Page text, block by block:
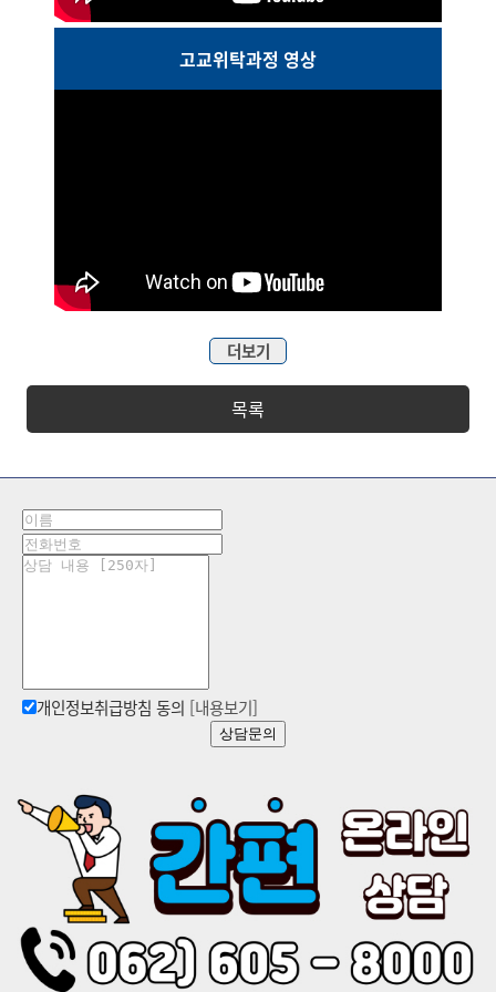
고교위탁과정 영상
더보기
목록
개인정보취급방침 동의 [내용보기]
상담문의